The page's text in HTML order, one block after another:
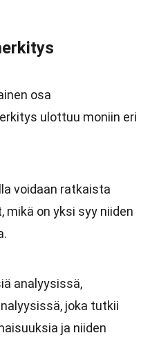
osa
ulottuu moniin eri
voidaan ratkaista
mikä on yksi syy niiden
analyysissä,
joka tutkii
ja niiden